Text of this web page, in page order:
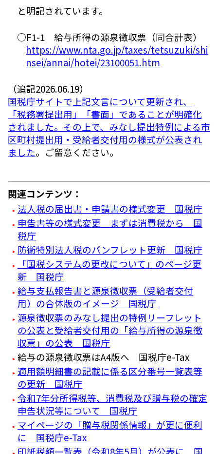
と明記されています。
○F1-1 給与所得の源泉徴収票（同合計表）
https://www.nta.go.jp/taxes/tetsuzuki/shi
nsei/annai/hotei/23100051.htm
（追記2026.06.19）
国税庁サイトで上記文言について更新され、
「税務署提出用」「書面」であることが明確化
されました。その上で、みなし提出特例による市
区町村提出用・受給者交付用の様式が公表され
ました。ご留意ください。
関連コンテンツ：
法人税の届出書・申請書の様式変更 国税庁
申告書等の様式変更 まずは消費税から 国
税庁
防衛特別法人税のパンフレット更新 国税庁
「国税システムの更改について」のページ更
新 国税庁
給与支払報告書と源泉徴収票（受給者交付
用）の合体版のイメージ 国税庁
源泉徴収票のみなし提出の特例リーフレット
の公表と受給者交付用の「給与所得の源泉徴
収票」の公表 国税庁
給与の源泉徴収票はA4版へ 国税庁e-Tax
適用額明細書の記載に係る区分番号一覧表等
の更新 国税庁
令和7年分所得税等、消費税及び贈与税の確定
申告状況等について 国税庁
マイページの「贈与税関係情報」が更に便利
に 国税庁e-Tax
印紙税額一覧表（令和8年5月）が公表に 国